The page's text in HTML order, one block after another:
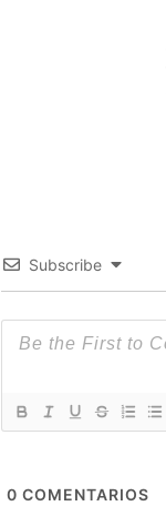
Subscribe
0 COMENTARIOS